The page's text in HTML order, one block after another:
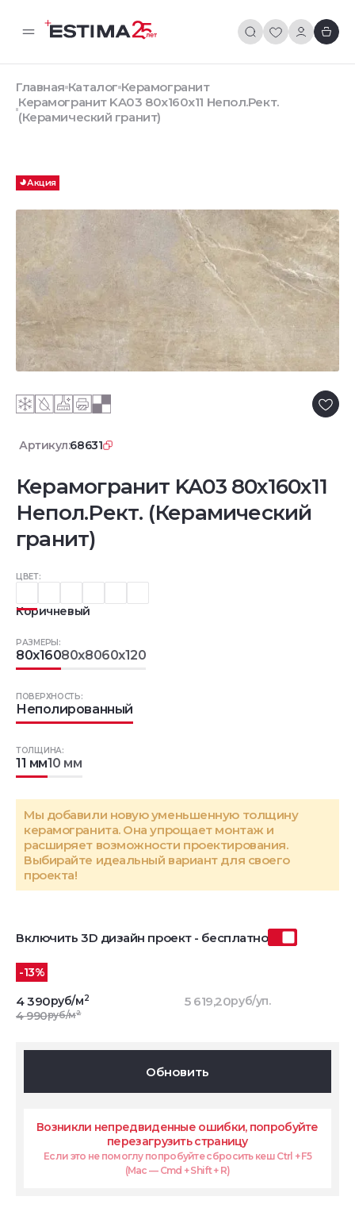
Главная Каталог Керамогранит
Керамогранит KA03 80x160x11 Непол.Рект.
(Керамический гранит)
Акция
Артикул:68631
Керамогранит KA03 80x160x11
Непол.Рект. (Керамический
гранит)
ЦВЕТ:
Коричневый
РАЗМЕРЫ:
80x16080x8060x120
ТОЛЩИНА:
11 мм10 мм
ПОВЕРХНОСТЬ:
Неполированный
Мы добавили новую уменьшенную толщину
керамогранита. Она упрощает монтаж и
расширяет возможности проектирования.
Выбирайте идеальный вариант для своего
проекта!
Включить 3D дизайн проект - бесплатно
-13%
4 390руб/м2
4 990руб/м2
5 619,20руб/уп.
Обновить
Возникли непредвиденные ошибки, попробуйте
перезагрузить страницу
Если это не помоглу попробуйте сбросить кеш Ctrl + F5
(Mac — Cmd + Shift + R)